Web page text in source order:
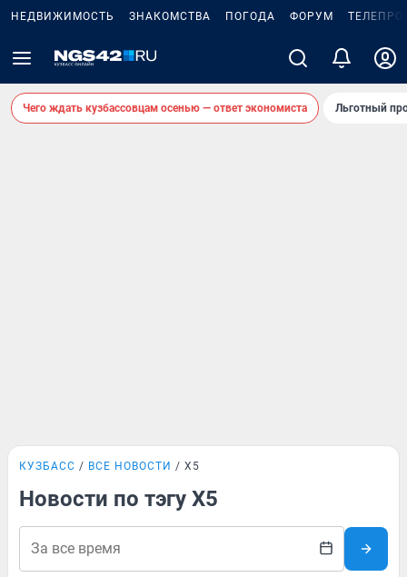
НЕДВИЖИМОСТЬ ЗНАКОМСТВА ПОГОДА ФОРУМ
Чего ждать кузбассовцам осенью — ответ экономиста Льготный
КУЗБАСС ВСЕ НОВОСТИ X5
Новости по тэгу X5